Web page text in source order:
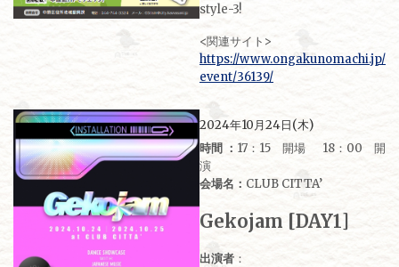
style-3!
<関連サイト>
https://www.ongakunomachi.jp/
event/36139/
2024年10月24日(木)
時間 ： 17：15 開場 18：00 開
演
会場名： CLUB CITTA’
Gekojam [DAY1]
出演者 ：